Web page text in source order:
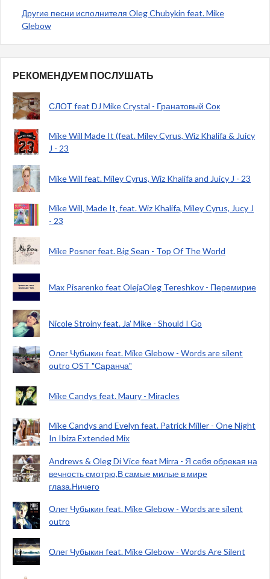
Другие песни исполнителя Oleg Chubykin feat. Mike
Glebow
РЕКОМЕНДУЕМ ПОСЛУШАТЬ
СЛОТ feat DJ Mike Crystal - Гранатовый Сок
Mike Will Made It (feat. Miley Cyrus, Wiz Khalifa & Juicy
J - 23
Mike Will feat. Miley Cyrus, Wiz Khalifa and Juicy J - 23
Mike Will, Made It, feat. Wiz Khalifa, Miley Cyrus, Jucy J
- 23
Mike Posner feat. Big Sean - Top Of The World
Max Pisarenko feat OlejaOleg Tereshkov - Перемирие
Nicole Stroiny feat. Ja' Mike - Should I Go
Олег Чубыкин feat. Mike Glebow - Words are silent
outro OST "Саранча"
Mike Candys feat. Maury - Miracles
Mike Candys and Evelyn feat. Patrick Miller - One Night
In Ibiza Extended Mix
Andrews & Oleg Di Vice feat Mirra - Я себя обрекая на
вечность смотрю,В самые милые в мире
глаза.Ничего
Олег Чубыкин feat. Mike Glebow - Words are silent
outro
Олег Чубыкин feat. Mike Glebow - Words Are Silent